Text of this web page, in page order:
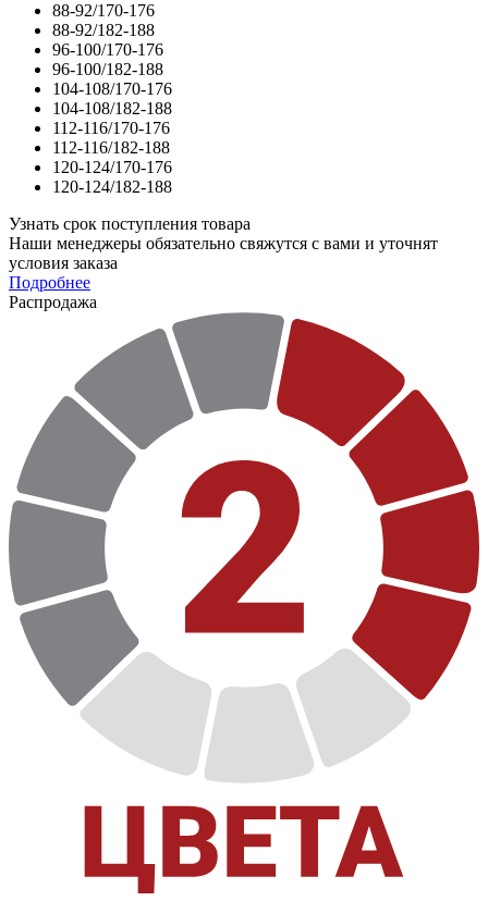
88-92/170-176
88-92/182-188
96-100/170-176
96-100/182-188
104-108/170-176
104-108/182-188
112-116/170-176
112-116/182-188
120-124/170-176
120-124/182-188
Узнать срок поступления товара
Наши менеджеры обязательно свяжутся с вами и уточнят
условия заказа
Подробнее
Распродажа